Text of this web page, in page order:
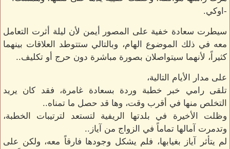
-اوكي.
سيطرت سعادة خفية على المصور أيمن لأن ليلة أثرت التعامل
معه في ذلك الموضوع الهام، وبالتالي ستتوطد العلاقات بينهما
كثيراً، لأنهما سيتواصلان بصورة مباشرة دون حرج أو تكليف..
على مدار الأيام التالية،
تلقى رامي خبر خطبة وردة بسعادة غامرة، فقد كان يريد
التخلص منها في أقرب وقت، وها قد حصل ما تمناه..
وظلت الأخيرة في بلدتها الريفية لتستعد لترتيبات الخطبة،
وتدمرت آمالها تماماً في الزواج من آياز..
لم يتأثر آياز بغيابها، فلم يشكل وجودها فارقاً معه، ولكن على